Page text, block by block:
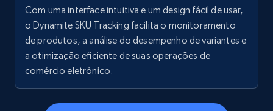
specific keywords
URL, Final price, Sku, Currency, Gtin,
Specifications, Image urls, Top reviews, and
more.
5.6K+ 875+ Comece agora
Com uma interface intuitiva e um design fácil de usar,
o Dynamite SKU Tracking facilita o monitoramento
de produtos, a análise do desempenho de variantes e
a otimização eficiente de suas operações de
comércio eletrônico.